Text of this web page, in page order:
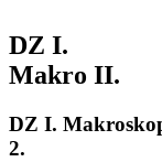
DZ I.
Makro II.
DZ I.
2.